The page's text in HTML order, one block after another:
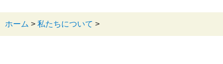
ホーム > 私たちについて >